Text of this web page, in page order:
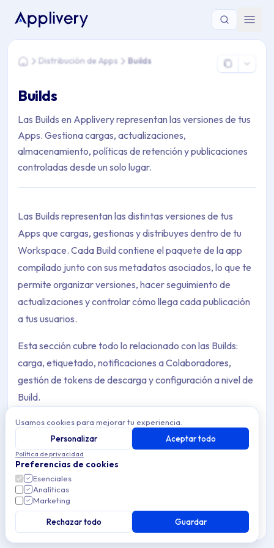
HomeDistribución de Apps Builds
Builds
Las Builds en Applivery representan las versiones de tus
Apps. Gestiona cargas, actualizaciones,
almacenamiento, políticas de retención y publicaciones
controladas desde un solo lugar.
Las Builds representan las distintas versiones de tus
Apps que cargas, gestionas y distribuyes dentro de tu
Workspace. Cada Build contiene el paquete de la app
compilado junto con sus metadatos asociados, lo que te
permite organizar versiones, hacer seguimiento de
actualizaciones y controlar cómo llega cada publicación
a tus usuarios.
Esta sección cubre todo lo relacionado con las Builds:
carga, etiquetado, notificaciones a Colaboradores,
gestión de tokens de descarga y configuración a nivel de
Build.
Archive Contents: Builds
This collection contains 6 articles across 1 sections: Builds.
Topics covered: Retención de Builds, Regiones de
Retención de Builds
Configura las políticas de retención de Builds en
Applivery a nivel de Workspace y de App para gestionar
el almacenamiento y garantizar el acceso a las Builds
más recientes.
Usamos cookies para mejorar tu experiencia.
Personalizar
Aceptar todo
Política de privacidad
Preferencias de cookies
Esenciales
Analíticas
Marketing
Rechazar todo Guardar